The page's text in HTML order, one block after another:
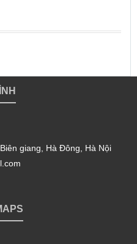
giang, Hà Đông, Hà Nội